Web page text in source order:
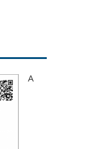
A